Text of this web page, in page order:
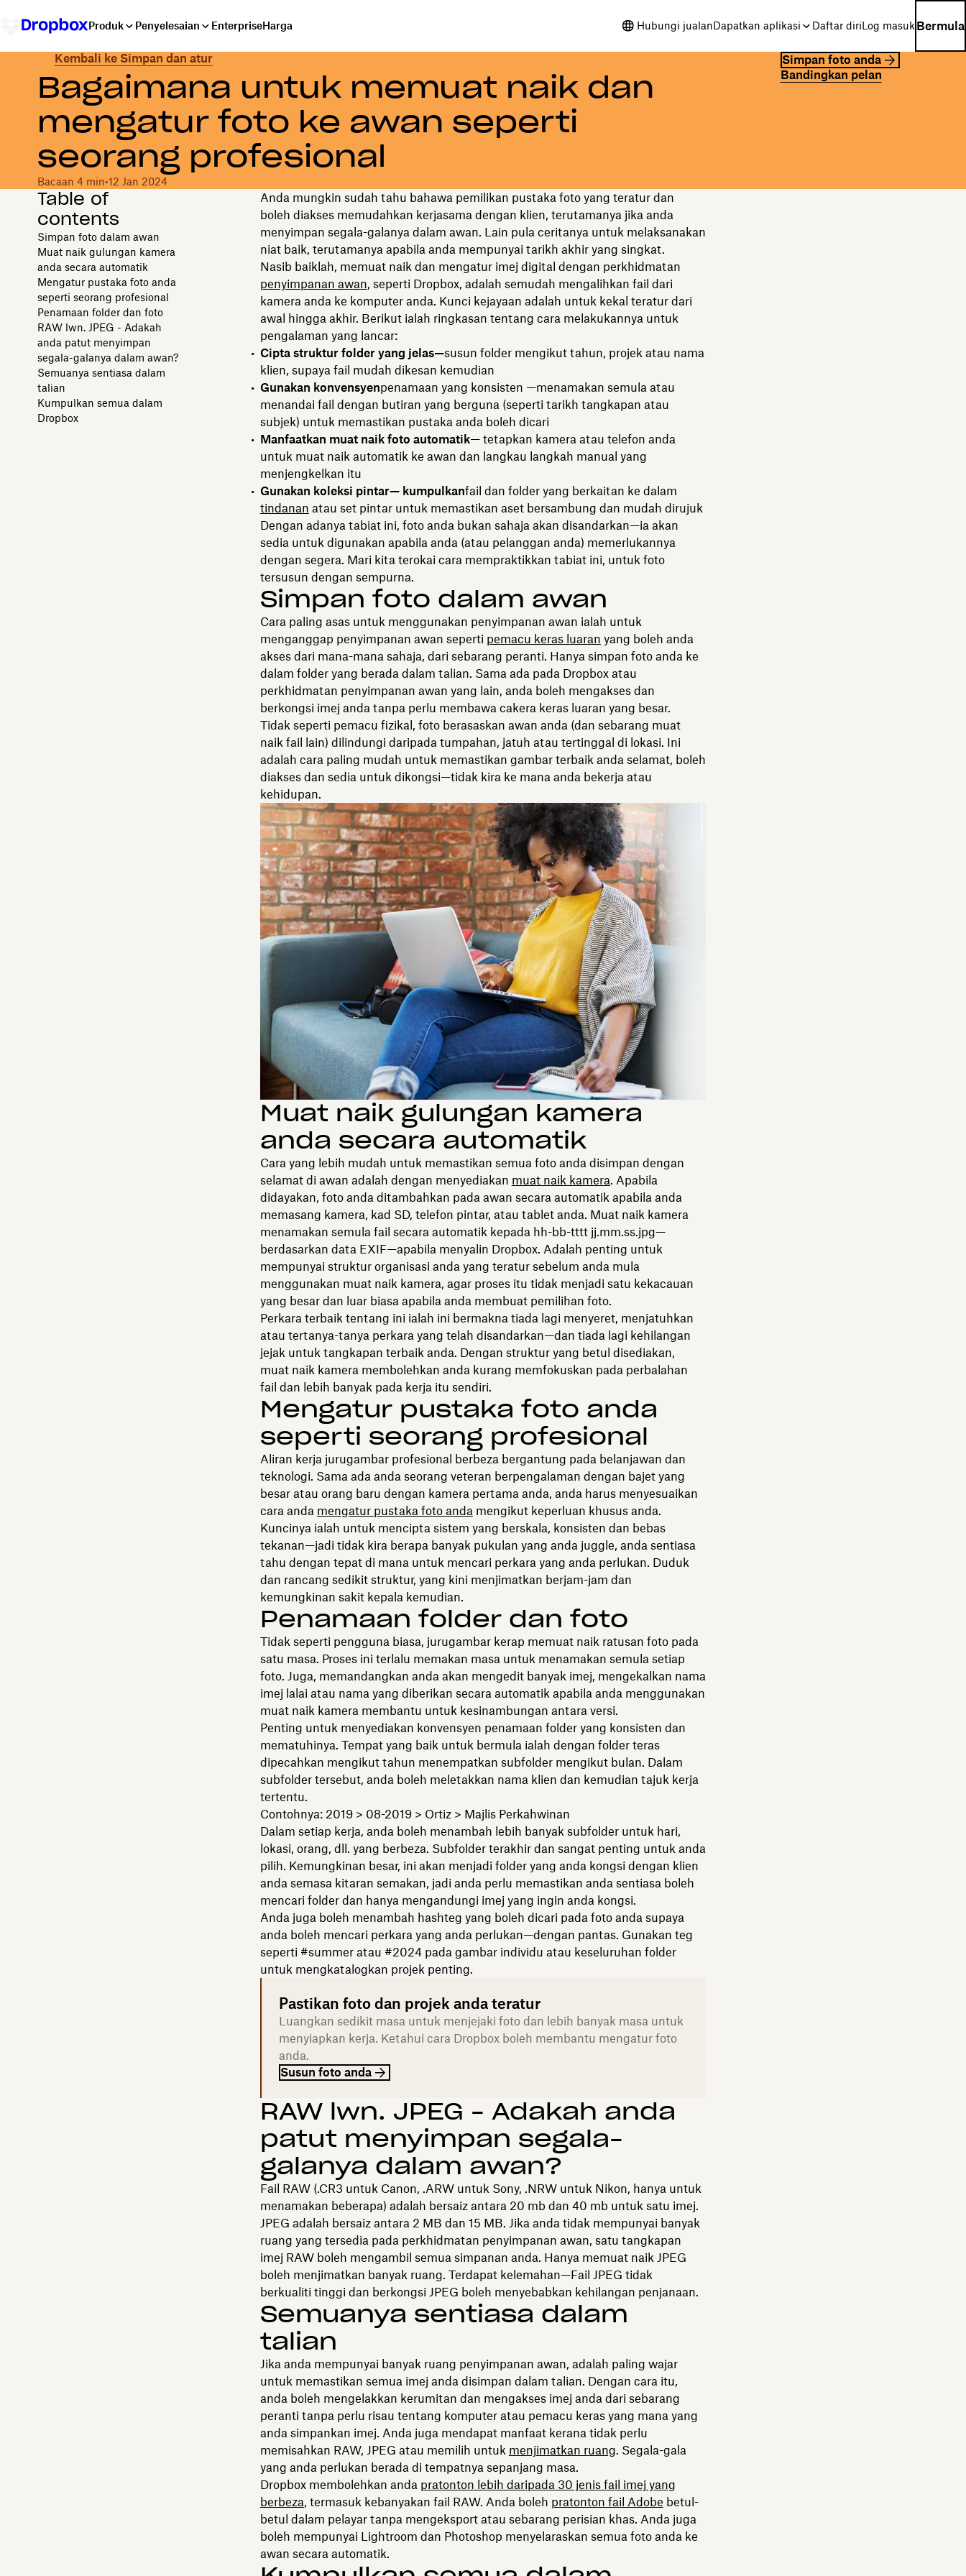
Produk Penyelesaian EnterpriseHarga Hubungi jualanDapatkan aplikasi Daftar diriLog masuk Bermula
Kembali ke Simpan dan atur
Bagaimana untuk memuat naik dan
mengatur foto ke awan seperti
seorang profesional
Bacaan 4 min•12 Jan 2024
Simpan foto anda
Bandingkan pelan
Table of
contents
Simpan foto dalam awan
Muat naik gulungan kamera
anda secara automatik
Mengatur pustaka foto anda
seperti seorang profesional
Penamaan folder dan foto
RAW lwn. JPEG - Adakah
anda patut menyimpan
segala-galanya dalam awan?
Semuanya sentiasa dalam
talian
Kumpulkan semua dalam
Dropbox
Anda mungkin sudah tahu bahawa pemilikan pustaka foto yang teratur dan
boleh diakses memudahkan kerjasama dengan klien, terutamanya jika anda
menyimpan segala-galanya dalam awan. Lain pula ceritanya untuk melaksanakan
niat baik, terutamanya apabila anda mempunyai tarikh akhir yang singkat.
Nasib baiklah, memuat naik dan mengatur imej digital dengan perkhidmatan
penyimpanan awan, seperti Dropbox, adalah semudah mengalihkan fail dari
kamera anda ke komputer anda. Kunci kejayaan adalah untuk kekal teratur dari
awal hingga akhir. Berikut ialah ringkasan tentang cara melakukannya untuk
pengalaman yang lancar:
Cipta struktur folder yang jelas—susun folder mengikut tahun, projek atau nama
klien, supaya fail mudah dikesan kemudian
Gunakan konvensyenpenamaan yang konsisten —menamakan semula atau
menandai fail dengan butiran yang berguna (seperti tarikh tangkapan atau
subjek) untuk memastikan pustaka anda boleh dicari
Manfaatkan muat naik foto automatik— tetapkan kamera atau telefon anda
untuk muat naik automatik ke awan dan langkau langkah manual yang
menjengkelkan itu
Gunakan koleksi pintar— kumpulkanfail dan folder yang berkaitan ke dalam
tindanan atau set pintar untuk memastikan aset bersambung dan mudah dirujuk
Dengan adanya tabiat ini, foto anda bukan sahaja akan disandarkan—ia akan
sedia untuk digunakan apabila anda (atau pelanggan anda) memerlukannya
dengan segera. Mari kita terokai cara mempraktikkan tabiat ini, untuk foto
tersusun dengan sempurna.
Simpan foto dalam awan
Cara paling asas untuk menggunakan penyimpanan awan ialah untuk
menganggap penyimpanan awan seperti pemacu keras luaran yang boleh anda
akses dari mana-mana sahaja, dari sebarang peranti. Hanya simpan foto anda ke
dalam folder yang berada dalam talian. Sama ada pada Dropbox atau
perkhidmatan penyimpanan awan yang lain, anda boleh mengakses dan
berkongsi imej anda tanpa perlu membawa cakera keras luaran yang besar.
Tidak seperti pemacu fizikal, foto berasaskan awan anda (dan sebarang muat
naik fail lain) dilindungi daripada tumpahan, jatuh atau tertinggal di lokasi. Ini
adalah cara paling mudah untuk memastikan gambar terbaik anda selamat, boleh
diakses dan sedia untuk dikongsi—tidak kira ke mana anda bekerja atau
kehidupan.
Muat naik gulungan kamera
anda secara automatik
Cara yang lebih mudah untuk memastikan semua foto anda disimpan dengan
selamat di awan adalah dengan menyediakan muat naik kamera. Apabila
didayakan, foto anda ditambahkan pada awan secara automatik apabila anda
memasang kamera, kad SD, telefon pintar, atau tablet anda. Muat naik kamera
menamakan semula fail secara automatik kepada hh-bb-tttt jj.mm.ss.jpg—
berdasarkan data EXIF—apabila menyalin Dropbox. Adalah penting untuk
mempunyai struktur organisasi anda yang teratur sebelum anda mula
menggunakan muat naik kamera, agar proses itu tidak menjadi satu kekacauan
yang besar dan luar biasa apabila anda membuat pemilihan foto.
Perkara terbaik tentang ini ialah ini bermakna tiada lagi menyeret, menjatuhkan
atau tertanya-tanya perkara yang telah disandarkan—dan tiada lagi kehilangan
jejak untuk tangkapan terbaik anda. Dengan struktur yang betul disediakan,
muat naik kamera membolehkan anda kurang memfokuskan pada perbalahan
fail dan lebih banyak pada kerja itu sendiri.
Mengatur pustaka foto anda
seperti seorang profesional
Aliran kerja jurugambar profesional berbeza bergantung pada belanjawan dan
teknologi. Sama ada anda seorang veteran berpengalaman dengan bajet yang
besar atau orang baru dengan kamera pertama anda, anda harus menyesuaikan
cara anda mengatur pustaka foto andamengikut keperluan khusus anda.
Kuncinya ialah untuk mencipta sistem yang berskala, konsisten dan bebas
tekanan—jadi tidak kira berapa banyak pukulan yang anda juggle, anda sentiasa
tahu dengan tepat di mana untuk mencari perkara yang anda perlukan. Duduk
dan rancang sedikit struktur, yang kini menjimatkan berjam-jam dan
kemungkinan sakit kepala kemudian.
Penamaan folder dan foto
Tidak seperti pengguna biasa, jurugambar kerap memuat naik ratusan foto pada
satu masa. Proses ini terlalu memakan masa untuk menamakan semula setiap
foto. Juga, memandangkan anda akan mengedit banyak imej, mengekalkan nama
imej lalai atau nama yang diberikan secara automatik apabila anda menggunakan
muat naik kamera membantu untuk kesinambungan antara versi.
Penting untuk menyediakan konvensyen penamaan folder yang konsisten dan
mematuhinya. Tempat yang baik untuk bermula ialah dengan folder teras
dipecahkan mengikut tahun menempatkan subfolder mengikut bulan. Dalam
subfolder tersebut, anda boleh meletakkan nama klien dan kemudian tajuk kerja
tertentu.
Contohnya: 2019 > 08-2019 > Ortiz > Majlis Perkahwinan
Dalam setiap kerja, anda boleh menambah lebih banyak subfolder untuk hari,
lokasi, orang, dll. yang berbeza. Subfolder terakhir dan sangat penting untuk anda
pilih. Kemungkinan besar, ini akan menjadi folder yang anda kongsi dengan klien
anda semasa kitaran semakan, jadi anda perlu memastikan anda sentiasa boleh
mencari folder dan hanya mengandungi imej yang ingin anda kongsi.
Anda juga boleh menambah hashteg yang boleh dicari pada foto anda supaya
anda boleh mencari perkara yang anda perlukan—dengan pantas. Gunakan teg
seperti #summer atau #2024 pada gambar individu atau keseluruhan folder
untuk mengkatalogkan projek penting.
Pastikan foto dan projek anda teratur
Luangkan sedikit masa untuk menjejaki foto dan lebih banyak masa untuk
menyiapkan kerja. Ketahui cara Dropbox boleh membantu mengatur foto
anda.
Susun foto anda
RAW lwn. JPEG - Adakah anda
patut menyimpan segala-
galanya dalam awan?
Fail RAW (.CR3 untuk Canon, .ARW untuk Sony, .NRW untuk Nikon, hanya untuk
menamakan beberapa) adalah bersaiz antara 20 mb dan 40 mb untuk satu imej.
JPEG adalah bersaiz antara 2 MB dan 15 MB. Jika anda tidak mempunyai banyak
ruang yang tersedia pada perkhidmatan penyimpanan awan, satu tangkapan
imej RAW boleh mengambil semua simpanan anda. Hanya memuat naik JPEG
boleh menjimatkan banyak ruang. Terdapat kelemahan—Fail JPEG tidak
berkualiti tinggi dan berkongsi JPEG boleh menyebabkan kehilangan penjanaan.
Semuanya sentiasa dalam
talian
Jika anda mempunyai banyak ruang penyimpanan awan, adalah paling wajar
untuk memastikan semua imej anda disimpan dalam talian. Dengan cara itu,
anda boleh mengelakkan kerumitan dan mengakses imej anda dari sebarang
peranti tanpa perlu risau tentang komputer atau pemacu keras yang mana yang
anda simpankan imej. Anda juga mendapat manfaat kerana tidak perlu
memisahkan RAW, JPEG atau memilih untuk menjimatkan ruang. Segala-gala
yang anda perlukan berada di tempatnya sepanjang masa.
Dropbox membolehkan anda pratonton lebih daripada 30 jenis fail imej yang
berbeza, termasuk kebanyakan fail RAW. Anda boleh pratonton fail Adobe betul-
betul dalam pelayar tanpa mengeksport atau sebarang perisian khas. Anda juga
boleh mempunyai Lightroom dan Photoshop menyelaraskan semua foto anda ke
awan secara automatik.